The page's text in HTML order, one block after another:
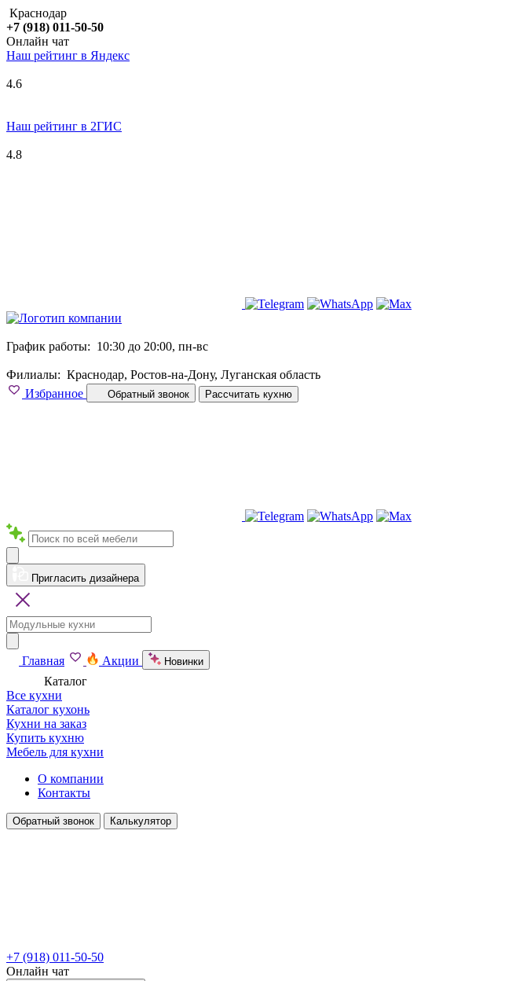
Краснодар
+7 (918) 011-50-50
Онлайн чат
Наш рейтинг в Яндекс
4.6
Наш рейтинг в 2ГИС
4.8
График работы: 10:30 до 20:00, пн-вс
Филиалы: Краснодар, Ростов-на-Дону, Луганская область
Избранное
Обратный звонок Рассчитать кухню
Пригласить дизайнера
Главная Акции Новинки
Каталог
Все кухни
Каталог кухонь
Кухни на заказ
Купить кухню
Мебель для кухни
О компании
Контакты
Обратный звонок Калькулятор
+7 (918) 011-50-50
Онлайн чат